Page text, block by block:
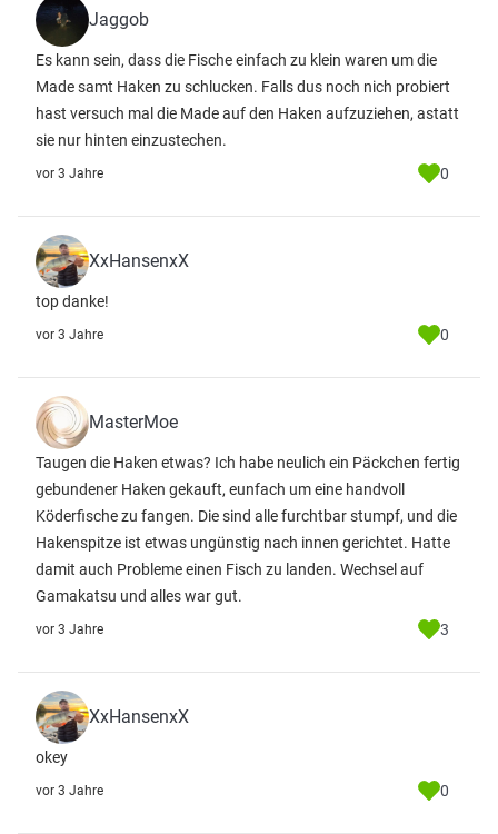
Jaggob
Es kann sein, dass die Fische einfach zu klein waren um die
Made samt Haken zu schlucken. Falls dus noch nich probiert
hast versuch mal die Made auf den Haken aufzuziehen, astatt
sie nur hinten einzustechen.
vor 3 Jahre 0
XxHansenxX
top danke!
vor 3 Jahre 0
MasterMoe
Taugen die Haken etwas? Ich habe neulich ein Päckchen fertig
gebundener Haken gekauft, eunfach um eine handvoll
Köderfische zu fangen. Die sind alle furchtbar stumpf, und die
Hakenspitze ist etwas ungünstig nach innen gerichtet. Hatte
damit auch Probleme einen Fisch zu landen. Wechsel auf
Gamakatsu und alles war gut.
vor 3 Jahre 3
XxHansenxX
okey
vor 3 Jahre 0